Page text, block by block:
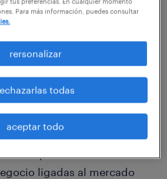
para Randstad Chile,
en Recursos
es Licenciada en Ciencias
la Universidad de Valencia
y Desarrollo de
de tener amplia
directivos, desde
la implementación de
ligadas al mercado
Para más información, puedes consultar
rersonalizar
todas
aceptar todo